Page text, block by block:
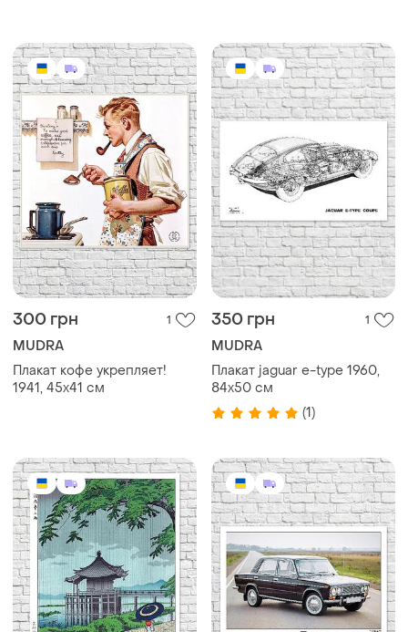
300 грн 1
MUDRA
Плакат кофе укрепляет!
1941, 45x41 см
350 грн 1
MUDRA
Плакат jaguar e-type 1960,
84х50 см
(1)